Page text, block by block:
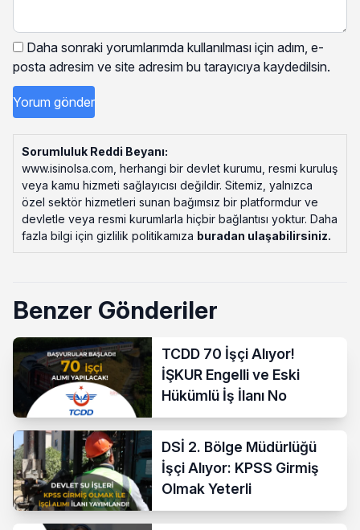
Daha sonraki yorumlarımda kullanılması için adım, e-
posta adresim ve site adresim bu tarayıcıya kaydedilsin.
Sorumluluk Reddi Beyanı:
www.isinolsa.com, herhangi bir devlet kurumu, resmi kuruluş
veya kamu hizmeti sağlayıcısı değildir. Sitemiz, yalnızca
özel sektör hizmetleri sunan bağımsız bir platformdur ve
devletle veya resmi kurumlarla hiçbir bağlantısı yoktur. Daha
fazla bilgi için gizlilik politikamıza buradan ulaşabilirsiniz.
Benzer Gönderiler
TCDD 70 İşçi Alıyor!
İŞKUR Engelli ve Eski
Hükümlü İş İlanı No
DSİ 2. Bölge Müdürlüğü
İşçi Alıyor: KPSS Girmiş
Olmak Yeterli